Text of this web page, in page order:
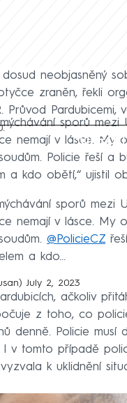
neobjasněný
zraněn, řekli
Průvod Pardubicemi,
Failed
sporů
nemají v lásce. My
Policie řeší a
a kdo obětí,“ ujistil
sporů mezi
nemají v lásce. My
@PolicieCZ
a kdo…
July 2, 2023
ačkoliv
z toho, co
denně. Policie
I v tomto případě
k uklidnění